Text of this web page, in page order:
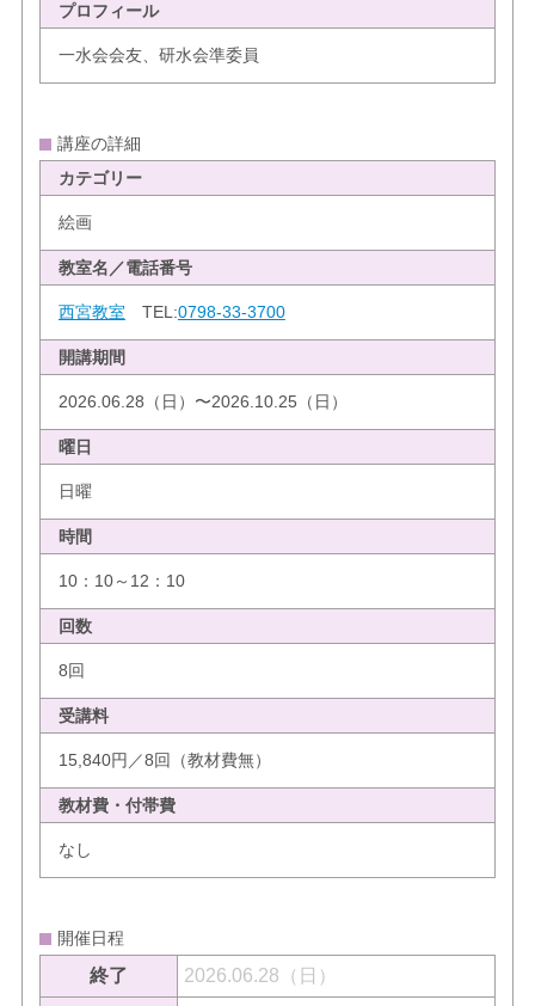
プロフィール
一水会会友、研水会準委員
講座の詳細
カテゴリー
絵画
教室名／電話番号
西宮教室 TEL:0798-33-3700
開講期間
2026.06.28（日）〜2026.10.25（日）
曜日
日曜
時間
10：10～12：10
回数
8回
受講料
15,840円／8回（教材費無）
教材費・付帯費
なし
開催日程
終了 2026.06.28（日）